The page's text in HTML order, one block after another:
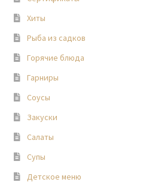
Хиты
Рыба из садков
Горячие блюда
Гарниры
Соусы
Закуски
Салаты
Супы
Детское меню